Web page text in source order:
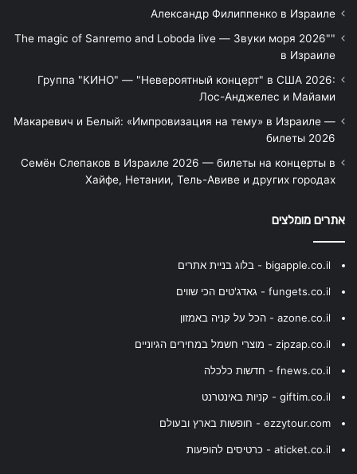
Александр Филиппенко в Израиле
"The magic of Sanremo and Loboda live — Звуки моря 2026"
в Израиле
Группа "КИНО" — "Невероятный концерт" в США 2026:
Лос-Анджелес и Майами
Макаревич и Белый: «Импровизация на тему» в Израиле —
билеты 2026
Семён Слепаков в Израиле 2026 — билеты на концерты в
Хайфе, Нетании, Тель-Авиве и других городах
אתרים מומלצים
bigapple.co.il - בלוג בניית אתרים
fungets.co.il - גאדג'טים הכי שווים
azone.co.il - הכל על קניה באמזון
zipzap.co.il - מוצרי חשמל במחירים הגיוניים
fnews.co.il - חדשות כלכלה
giftim.co.il - קניות באינטרנט
ezzytour.com - חופשות בארץ ובעולם
aticket.co.il - כרטיסים להופעות